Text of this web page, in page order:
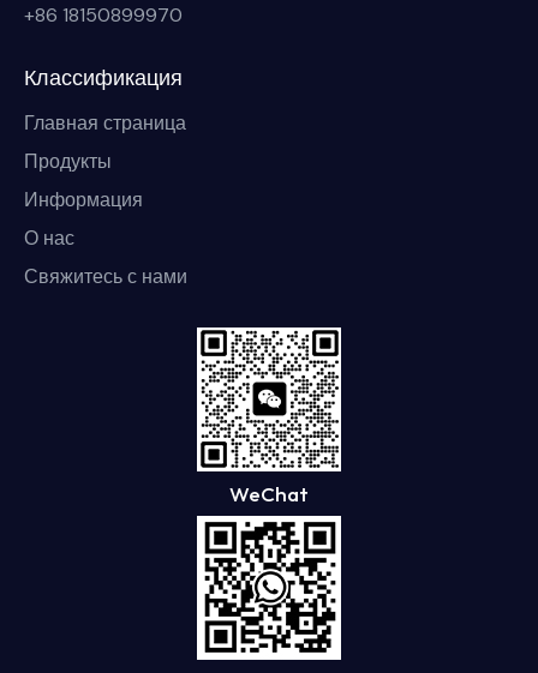
+86 18150899970
Классификация
Главная страница
Продукты
Информация
О нас
Свяжитесь с нами
WeChat